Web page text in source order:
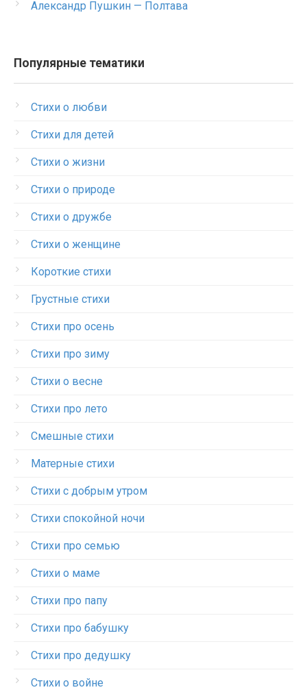
Александр Пушкин — Полтава
Популярные тематики
Стихи о любви
Стихи для детей
Стихи о жизни
Стихи о природе
Стихи о дружбе
Стихи о женщине
Короткие стихи
Грустные стихи
Стихи про осень
Стихи про зиму
Стихи о весне
Стихи про лето
Смешные стихи
Матерные стихи
Стихи с добрым утром
Стихи спокойной ночи
Стихи про семью
Стихи о маме
Стихи про папу
Стихи про бабушку
Стихи про дедушку
Стихи о войне